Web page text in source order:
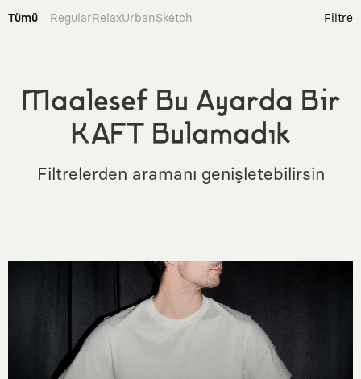
Tümü RegularRelaxUrbanSketch Filtre
Maalesef Bu Ayarda Bir
KAFT Bulamadık
Filtrelerden aramanı genişletebilirsin